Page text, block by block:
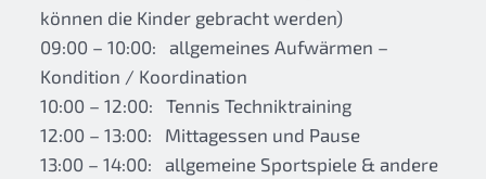
können die Kinder gebracht werden)
09:00 – 10:00: allgemeines Aufwärmen –
Kondition / Koordination
10:00 – 12:00: Tennis Techniktraining
12:00 – 13:00: Mittagessen und Pause
13:00 – 14:00: allgemeine Sportspiele & andere